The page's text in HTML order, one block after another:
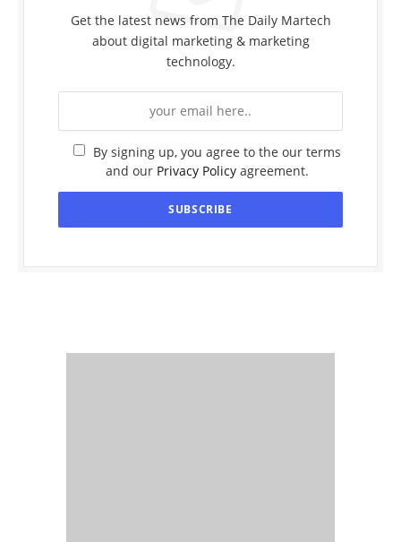
Get the latest news from The Daily Martech
about digital marketing & marketing
technology.
By signing up, you agree to the our terms
and our Privacy Policyagreement.